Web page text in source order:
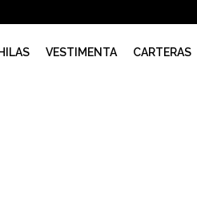
VESTIMENTA CARTERAS